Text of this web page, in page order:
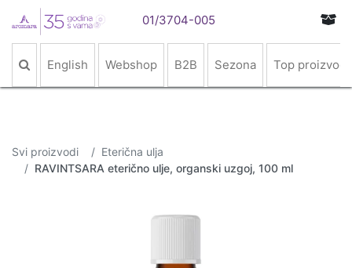
01/3704-005
English Webshop B2B Sezona Top proizvodi
Svi proizvodi
Eterična ulja
RAVINTSARA eterično ulje, organski uzgoj, 100 ml